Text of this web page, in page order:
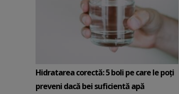
Hidratarea corectă: 5 boli pe care le poți
preveni dacă bei suficientă apă